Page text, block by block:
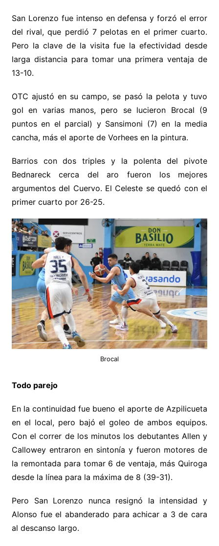
San Lorenzo fue intenso en defensa y forzó el error
del rival, que perdió 7 pelotas en el primer cuarto.
Pero la clave de la visita fue la efectividad desde
larga distancia para tomar una primera ventaja de
13-10.
OTC ajustó en su campo, se pasó la pelota y tuvo
gol en varias manos, pero se lucieron Brocal (9
puntos en el parcial) y Sansimoni (7) en la media
cancha, más el aporte de Vorhees en la pintura.
Barrios con dos triples y la polenta del pivote
Bednareck cerca del aro fueron los mejores
argumentos del Cuervo. El Celeste se quedó con el
primer cuarto por 26-25.
Brocal
Todo parejo
En la continuidad fue bueno el aporte de Azpilicueta
en el local, pero bajó el goleo de ambos equipos.
Con el correr de los minutos los debutantes Allen y
Callowey entraron en sintonía y fueron motores de
la remontada para tomar 6 de ventaja, más Quiroga
desde la línea para la máxima de 8 (39-31).
Pero San Lorenzo nunca resignó la intensidad y
Alonso fue el abanderado para achicar a 3 de cara
al descanso largo.